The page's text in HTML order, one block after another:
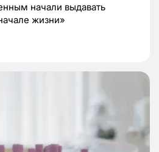
начали выдавать
жизни»